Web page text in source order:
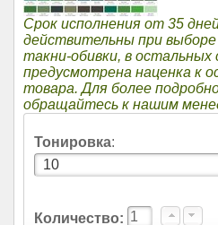
Срок исполнения от 35
действительны при
такни-обивки, в остальных
предусмотрена наценка к
товара. Для более
обращайтесь к нашим
Тонировка:
Количество: